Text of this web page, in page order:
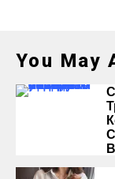
You May